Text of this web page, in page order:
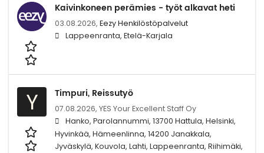
Kaivinkoneen perämies - työt alkavat heti
03.08.2026, Eezy Henkilöstöpalvelut
Lappeenranta, Etelä-Karjala
Y Timpuri, Reissutyö
07.08.2026, YES Your Excellent Staff Oy
Hanko, Parolannummi, 13700 Hattula, Helsinki,
Hyvinkää, Hämeenlinna, 14200 Janakkala,
Jyväskylä, Kouvola, Lahti, Lappeenranta, Riihimäki,